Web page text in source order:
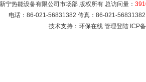
宁热能设备有限公司市场部 版权所有 总访问量：
电话：86-021-56831382 传真：86-021-
技术支持：环保在线 管理登陆 ICP